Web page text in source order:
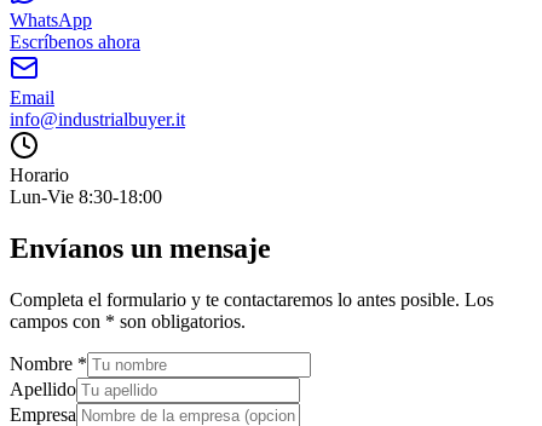
WhatsApp
Escríbenos ahora
Email
info@industrialbuyer.it
Horario
Lun-Vie 8:30-18:00
Envíanos un mensaje
Completa el formulario y te contactaremos lo antes posible. Los
campos con * son obligatorios.
Nombre *
Apellido
Empresa